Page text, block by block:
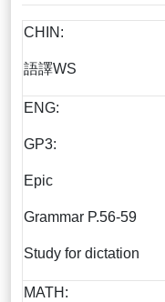
CHIN:
語譯WS
ENG:
GP3:
Epic
Grammar P.56-59
Study for dictation
MATH: